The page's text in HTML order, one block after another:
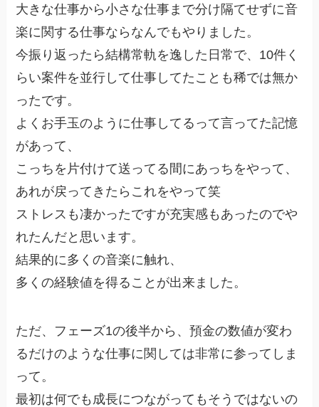
大きな仕事から小さな仕事まで分け隔てせずに音
楽に関する仕事ならなんでもやりました。
今振り返ったら結構常軌を逸した日常で、10件く
らい案件を並行して仕事してたことも稀では無か
ったです。
よくお手玉のように仕事してるって言ってた記憶
があって、
こっちを片付けて送ってる間にあっちをやって、
あれが戻ってきたらこれをやって笑
ストレスも凄かったですが充実感もあったのでや
れたんだと思います。
結果的に多くの音楽に触れ、
多くの経験値を得ることが出来ました。
ただ、フェーズ1の後半から、預金の数値が変わ
るだけのような仕事に関しては非常に参ってしま
って。
最初は何でも成長につながってもそうではないの